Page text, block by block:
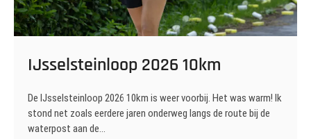
IJsselsteinloop 2026 10km
De IJsselsteinloop 2026 10km is weer voorbij. Het was warm! Ik
stond net zoals eerdere jaren onderweg langs de route bij de
waterpost aan de…